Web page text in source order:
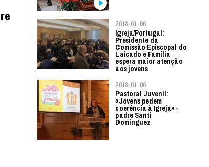
2018-01-06
Igreja/Portugal:
Presidente da
Comissão Episcopal do
Laicado e Família
espera maior atenção
aos jovens
2018-01-06
Pastoral Juvenil:
«Jovens pedem
coerência à Igreja» -
padre Santi
Dominguez